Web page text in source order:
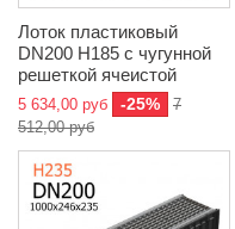
Лоток пластиковый
DN200 H185 с чугунной
решеткой ячеистой
5 634,00 руб -25%
7
512,00 руб